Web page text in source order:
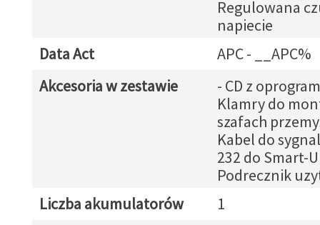
Regulowana
napiecie
Data Act
APC - __APC%
Akcesoria w zestawie
- CD z
Klamry do
szafach
Kabel do
232 do Smart-
Podrecznik
Liczba akumulatorów
1